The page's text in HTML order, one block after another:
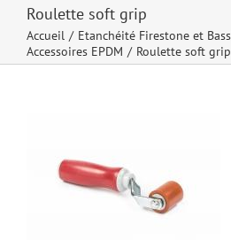
Roulette soft grip
Accueil
Etanchéité Firestone et
Accessoires EPDM
Roulette soft grip